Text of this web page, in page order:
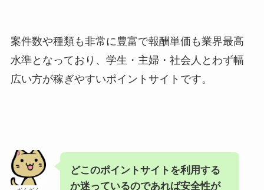
案件数や種類も非常に豊富で報酬単価も業界最高
水準となっており、学生・主婦・社会人とわず幅
広い方が稼ぎやすいポイントサイトです。
どこのポイントサイトを利用する
か迷っているのであれば安全性が